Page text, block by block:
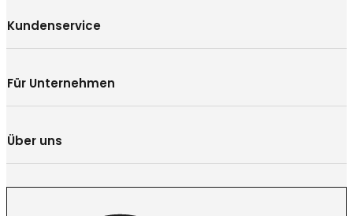
Kundenservice
Für Unternehmen
Über uns